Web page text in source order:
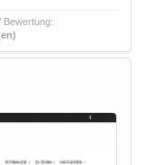
Bewertung: